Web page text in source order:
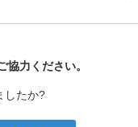
協力ください。
したか?